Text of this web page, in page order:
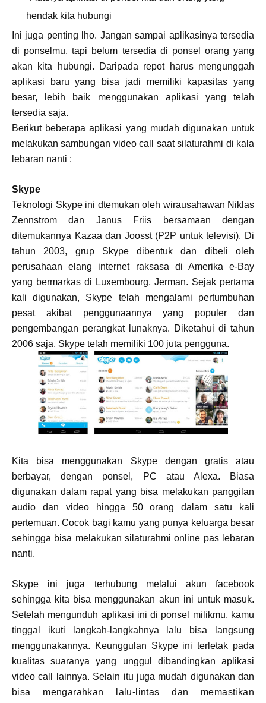
hendak kita hubungi
Ini juga penting lho. Jangan sampai aplikasinya tersedia
di ponselmu, tapi belum tersedia di ponsel orang yang
akan kita hubungi. Daripada repot harus mengunggah
aplikasi baru yang bisa jadi memiliki kapasitas yang
besar, lebih baik menggunakan aplikasi yang telah
tersedia saja.
Berikut beberapa aplikasi yang mudah digunakan untuk
melakukan sambungan video call saat silaturahmi di kala
lebaran nanti :
Skype
Teknologi Skype ini dtemukan oleh wirausahawan Niklas
Zennstrom dan Janus Friis bersamaan dengan
ditemukannya Kazaa dan Joosst (P2P untuk televisi). Di
tahun 2003, grup Skype dibentuk dan dibeli oleh
perusahaan elang internet raksasa di Amerika e-Bay
yang bermarkas di Luxembourg, Jerman. Sejak pertama
kali digunakan, Skype telah mengalami pertumbuhan
pesat akibat penggunaannya yang populer dan
pengembangan perangkat lunaknya. Diketahui di tahun
2006 saja, Skype telah memiliki 100 juta pengguna.
Kita bisa menggunakan Skype dengan gratis atau
berbayar, dengan ponsel, PC atau Alexa. Biasa
digunakan dalam rapat yang bisa melakukan panggilan
audio dan video hingga 50 orang dalam satu kali
pertemuan. Cocok bagi kamu yang punya keluarga besar
sehingga bisa melakukan silaturahmi online pas lebaran
nanti.
Skype ini juga terhubung melalui akun facebook
sehingga kita bisa menggunakan akun ini untuk masuk.
Setelah mengunduh aplikasi ini di ponsel milikmu, kamu
tinggal ikuti langkah-langkahnya lalu bisa langsung
menggunakannya. Keunggulan Skype ini terletak pada
kualitas suaranya yang unggul dibandingkan aplikasi
video call lainnya. Selain itu juga mudah digunakan dan
bisa mengarahkan lalu-lintas dan memastikan